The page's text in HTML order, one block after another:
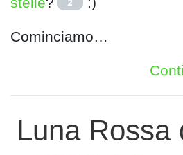
Cominciamo…
Luna